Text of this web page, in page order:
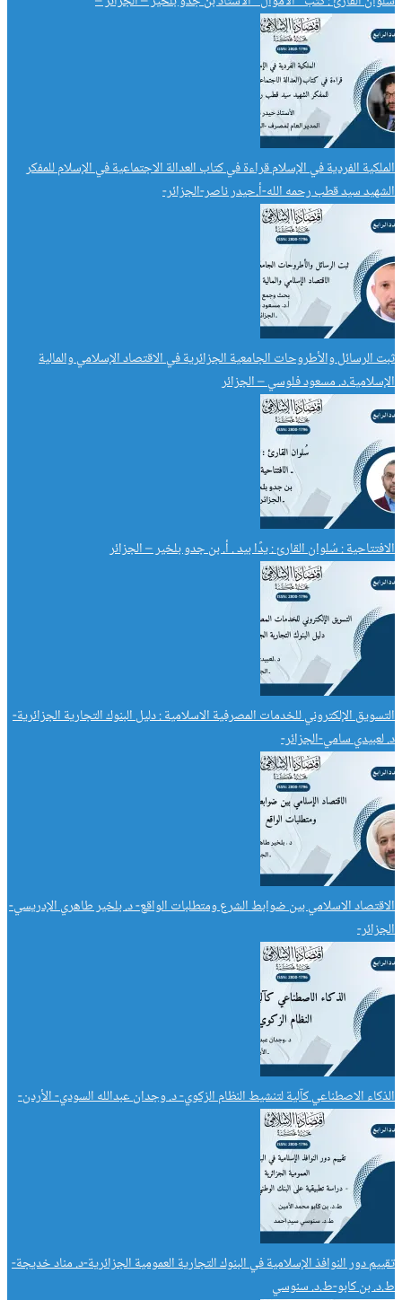
الملكية الفردية في الإسلام قراءة في كتاب العدالة الاجتماعية في الإسلام للمفكر
الشهيد سيد قطب رحمه الله-أ.حيدر ناصر-الجزائر-
ثبت الرسائل والأطروحات الجامعية الجزائرية في الاقتصاد الإسلامي والمالية
الإسلامية.د. مسعود فلوسي – الجزائر
الافتتاحية : سُلوان القارئ : يدًا بيد . أ. بن جدو بلخير – الجزائر
التسويق الإلكتروني للخدمات المصرفية الاسلامية : دليل البنوك التجارية الجزائرية-
د. لعبيدي سامي-الجزائر-
الاقتصاد الاسلامي بين ضوابط الشرع ومتطلبات الواقع- د. بلخير طاهري الإدريسي-
الجزائر-
الذكاء الاصطناعي كآلية لتنشيط النظام الزكوي- د. وجدان عبدالله السودي- الأردن-
تقييم دور النوافذ الإسلامية في البنوك التجارية العمومية الجزائرية-د. مناد خديجة-
ط.د. بن كابو-ط.د. سنوسي